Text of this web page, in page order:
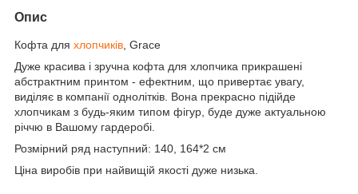
Опис
Кофта для хлопчиків , Grace
Дуже красива і зручна кофта для хлопчика прикрашені
абстрактним принтом - ефектним, що привертає увагу,
виділяє в компанії однолітків. Вона прекрасно підійде
хлопчикам з будь-яким типом фігур, буде дуже актуальною
річчю в Вашому гардеробі.
Розмірний ряд наступний: 140, 164*2 см
Ціна виробів при найвищій якості дуже низька.